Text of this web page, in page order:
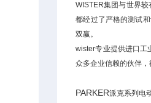
WISTER集团与世界
都经过了严格的测试
双赢。
wister专业提供进口工
众多企业信赖的伙伴
PARKER派克系列电